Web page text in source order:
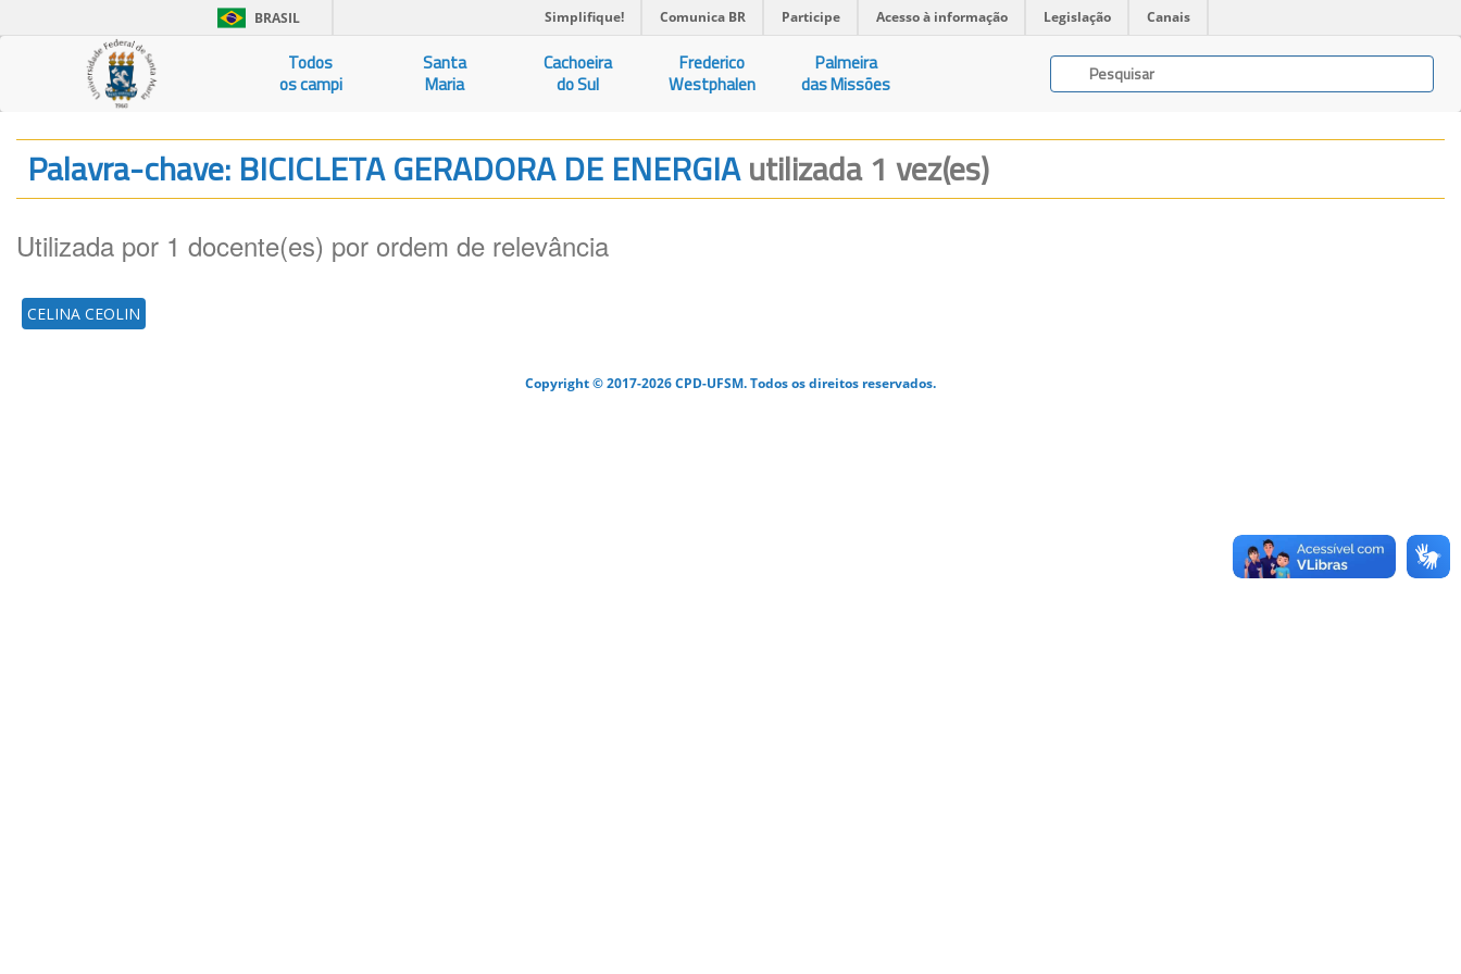
BRASIL Simplifique! Comunica BR Participe Acesso à informação Legislação Canais
Todos
os campi
Santa
Maria
Cachoeira
do Sul
Frederico
Westphalen
Palmeira
das Missões
Palavra-chave: BICICLETA GERADORA DE ENERGIAutilizada 1 vez(es)
Utilizada por 1 docente(es) por ordem de relevância
CELINA CEOLIN
Copyright © 2017-2026 CPD-UFSM. Todos os direitos reservados.